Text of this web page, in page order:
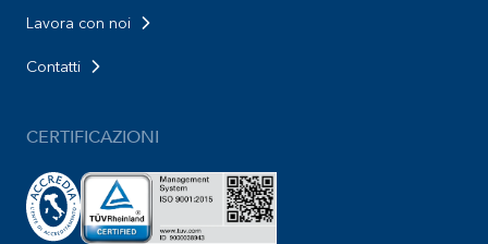
Lavora con noi
Contatti
CERTIFICAZIONI